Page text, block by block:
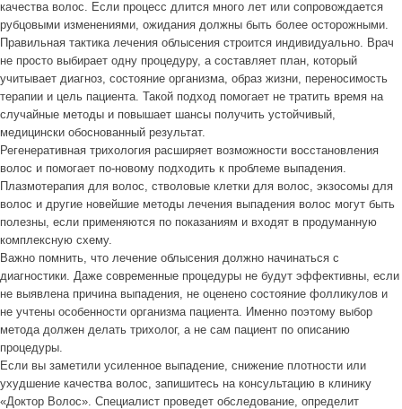
качества волос. Если процесс длится много лет или сопровождается
рубцовыми изменениями, ожидания должны быть более осторожными.
Правильная тактика лечения облысения строится индивидуально. Врач
не просто выбирает одну процедуру, а составляет план, который
учитывает диагноз, состояние организма, образ жизни, переносимость
терапии и цель пациента. Такой подход помогает не тратить время на
случайные методы и повышает шансы получить устойчивый,
медицински обоснованный результат.
Регенеративная трихология расширяет возможности восстановления
волос и помогает по-новому подходить к проблеме выпадения.
Плазмотерапия для волос, стволовые клетки для волос, экзосомы для
волос и другие новейшие методы лечения выпадения волос могут быть
полезны, если применяются по показаниям и входят в продуманную
комплексную схему.
Важно помнить, что лечение облысения должно начинаться с
диагностики. Даже современные процедуры не будут эффективны, если
не выявлена причина выпадения, не оценено состояние фолликулов и
не учтены особенности организма пациента. Именно поэтому выбор
метода должен делать трихолог, а не сам пациент по описанию
процедуры.
Если вы заметили усиленное выпадение, снижение плотности или
ухудшение качества волос, запишитесь на консультацию в клинику
«Доктор Волос». Специалист проведет обследование, определит